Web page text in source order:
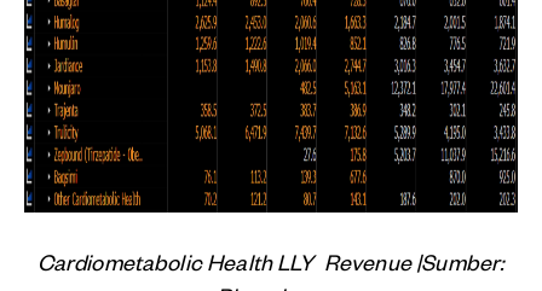
Cardiometabolic Health LLY Revenue |Sumber: